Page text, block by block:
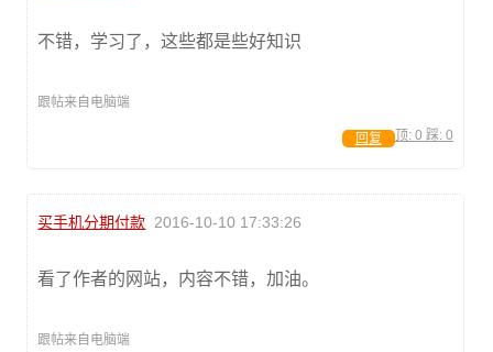
不错，学习了，这些都是些好知识
跟帖来自电脑端
顶: 0 踩: 0
回复
买手机分期付款 2016-10-10 17:33:26
看了作者的网站，内容不错，加油。
跟帖来自电脑端